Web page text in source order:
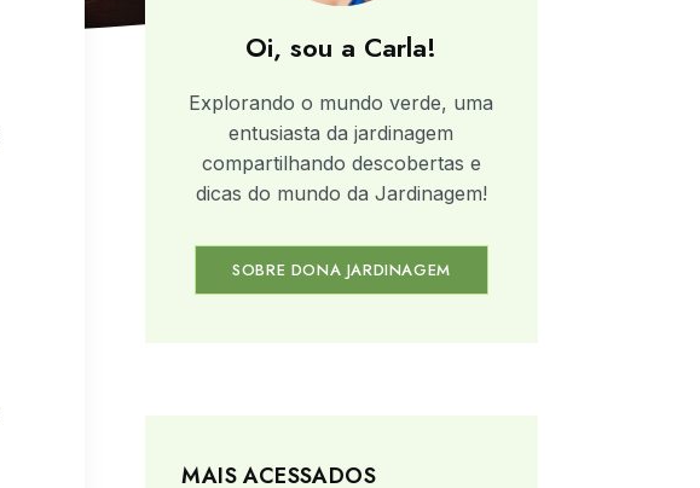
Oi, sou a Carla!
Explorando o mundo verde, uma
entusiasta da jardinagem
compartilhando descobertas e
dicas do mundo da Jardinagem!
SOBRE DONA JARDINAGEM
MAIS ACESSADOS